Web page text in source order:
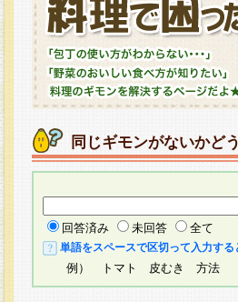
同じギモンがないかど
回答済み 未回答 全て
単語をスペースで区切って入力する
例） トマト 皮むき 方法